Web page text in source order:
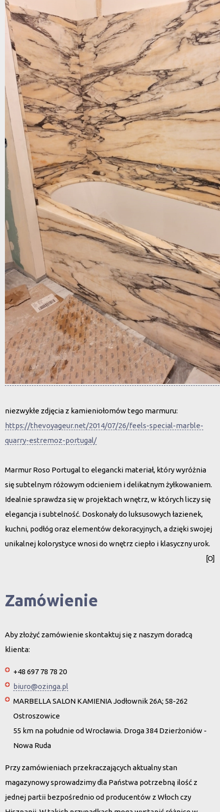
niezwykłe zdjęcia z kamieniołomów tego marmuru:
https://thevoyageur.net/2014/07/26/feels-special-marble-
quarry-estremoz-portugal/
Marmur Roso Portugal to elegancki materiał, który wyróżnia
się subtelnym różowym odcieniem i delikatnym żyłkowaniem.
Idealnie sprawdza się w projektach wnętrz, w których liczy się
elegancja i subtelność. Doskonały do luksusowych łazienek,
kuchni, podłóg oraz elementów dekoracyjnych, a dzięki swojej
unikalnej kolorystyce wnosi do wnętrz ciepło i klasyczny urok.
[O]
Zamówienie
Aby złożyć zamówienie skontaktuj się z naszym doradcą
klienta:
+48 697 78 78 20
biuro@ozinga.pl
MARBELLA SALON KAMIENIA Jodłownik 26A; 58-262
Ostroszowice
55 km na południe od Wrocławia. Droga 384 Dzierżoniów -
Nowa Ruda
Przy zamówieniach przekraczających aktualny stan
magazynowy sprowadzimy dla Państwa potrzebną ilość z
jednej partii bezpośrednio od producentów z Włoch czy